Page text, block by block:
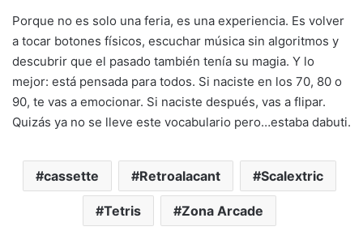
Porque no es solo una feria, es una experiencia. Es volver
a tocar botones físicos, escuchar música sin algoritmos y
descubrir que el pasado también tenía su magia. Y lo
mejor: está pensada para todos. Si naciste en los 70, 80 o
90, te vas a emocionar. Si naciste después, vas a flipar.
Quizás ya no se lleve este vocabulario pero…estaba dabuti.
cassette Retroalacant Scalextric
Tetris Zona Arcade